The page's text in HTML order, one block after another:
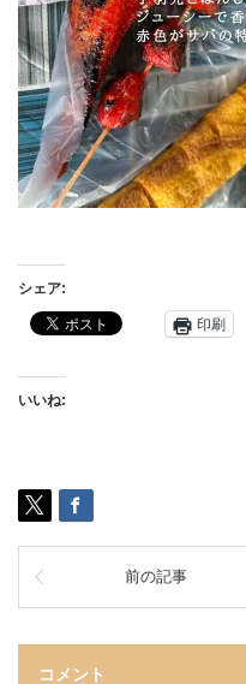
シェア:
印刷
いいね:
前の記事
コメント